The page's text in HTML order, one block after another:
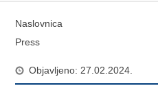
Naslovnica
Press
Objavljeno: 27.02.2024.